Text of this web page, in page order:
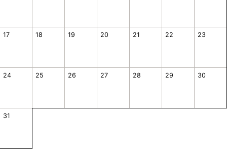
17 18 19 20 21 22 23
24 25 26 27 28 29 30
31